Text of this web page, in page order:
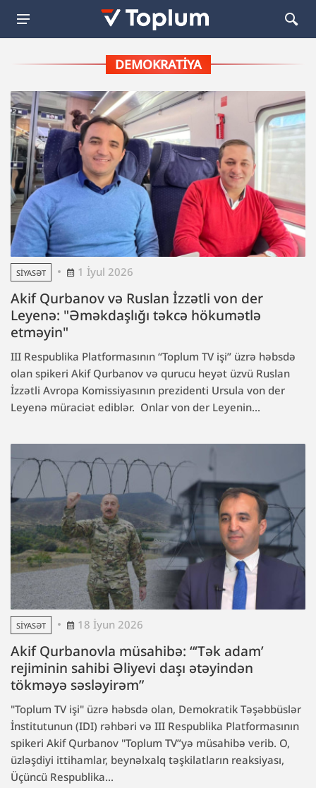
DEMOKRATIYA
SIYASƏT 1 İyul 2026
Akif Qurbanov və Ruslan İzzətli von der
Leyenə: "Əməkdaşlığı təkcə hökumətlə
etməyin"
III Respublika Platformasının “Toplum TV işi” üzrə həbsdə
olan spikeri Akif Qurbanov və qurucu heyət üzvü Ruslan
İzzətli Avropa Komissiyasının prezidenti Ursula von der
Leyenə müraciət ediblər. Onlar von der Leyenin...
SIYASƏT 18 İyun 2026
Akif Qurbanovla müsahibə: “‘Tək adam’
rejiminin sahibi Əliyevi daşı ətəyindən
tökməyə səsləyirəm”
"Toplum TV işi" üzrə həbsdə olan, Demokratik Təşəbbüslər
İnstitutunun (IDI) rəhbəri və III Respublika Platformasının
spikeri Akif Qurbanov "Toplum TV”yə müsahibə verib. O,
üzləşdiyi ittihamlar, beynəlxalq təşkilatların reaksiyası,
Üçüncü Respublika...